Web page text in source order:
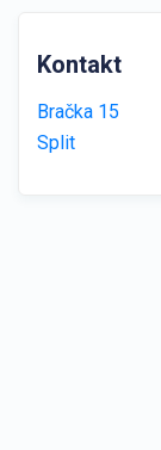
Kontakt
Bračka 15
Split